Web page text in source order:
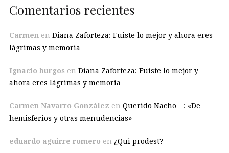
Comentarios recientes
Carmen en Diana Zaforteza: Fuiste lo mejor y ahora eres
lágrimas y memoria
Ignacio burgos en Diana Zaforteza: Fuiste lo mejor y
ahora eres lágrimas y memoria
Carmen Navarro González en Querido Nacho…: «De
hemisferios y otras menudencias»
eduardo aguirre romero en ¿Qui prodest?